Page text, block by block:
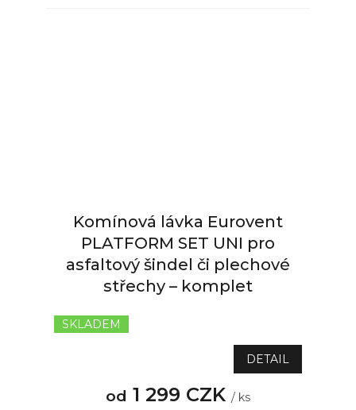
Komínová lávka Eurovent
PLATFORM SET UNI pro
asfaltový šindel či plechové
střechy – komplet
5,0
z
SKLADEM
od 1 299 CZK / ks
DETAIL